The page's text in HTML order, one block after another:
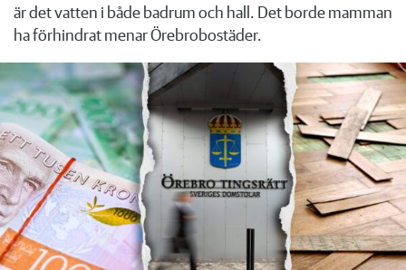
är det vatten i både badrum och hall. Det borde mamman
ha förhindrat menar Örebrobostäder.